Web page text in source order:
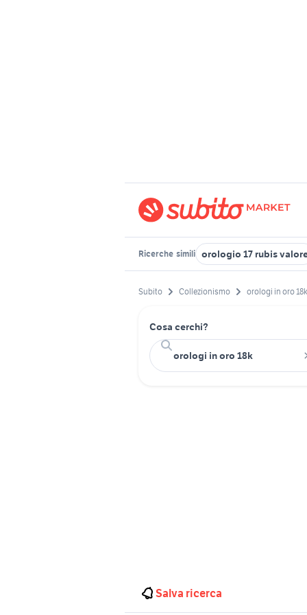
Ricerche simili orologio 17 rubis
Subito Collezionismo orologi in oro 18k
Cosa cerchi?
Salva ricerca